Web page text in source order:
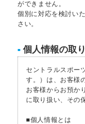
ができません。
個別に対応を検討い
さい。
■ 個人情報の取
セントラルスポー
す。）は、お客様
お客様からお預か
に取り扱い、その
■個人情報とは